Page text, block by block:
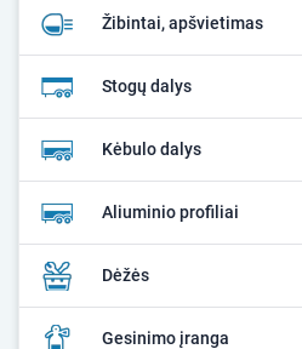
Žibintai, apšvietimas
Stogų dalys
Kėbulo dalys
Aliuminio profiliai
Dėžės
Gesinimo įranga